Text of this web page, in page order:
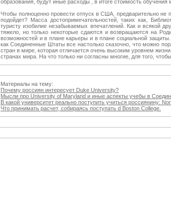
образования, будут иные расходы , в итоге стоимость обучения
Чтобы полноценно провести отпуск в США, предварительно
подойдет? Масса достопримечательностей, таких как,
туристу изобилие незабываемых впечатлений. Как и всякой
тяжело, но только некоторые сдаются и возвращаются на
возможностей и в плане карьеры и в плане социальной
как Соединенные Штаты все настолько сказочно, что можно
стран в мире, которая отличается очень высоким уровнем
странах мира. На что только ни согласны многие, для того,
Материалы на тему:
Почему россиян интересует Duke University?
Мысли про University of Maryland и иные аспекты учебы в
В какой университет реально поступить учиться россиянину:
Что принимать расчет, собираясь поступать d Boston College.